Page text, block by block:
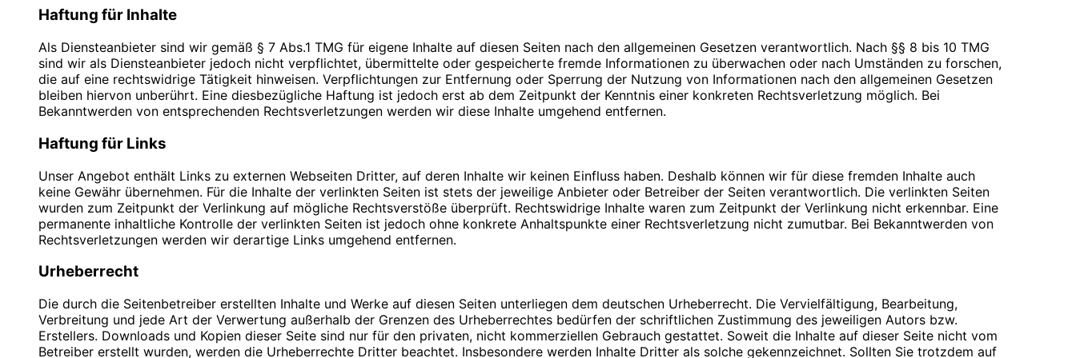
Inhaber: Christian Hinzmann
Umsatzsteuer-Identifikationsnummer gemäß §27 a Umsatzsteuergesetz:
DE 283623660
Strasse: Friedhofsweg 5
PLZ/Ort: 12529 Großziethen
E-Mail: info@blauweb.de
Telefon: +49 3379 591 001
Telefax: +49 3379 591 002
Quellenangaben für die verwendeten Bilder und Grafiken:
traffic-mindmap.de
Wer ist verantwortlich für die Datenerfassung auf dieser Website?
Wie erfassen wir Ihre Daten?
Ihre Daten werden zum einen dadurch erhoben, dass Sie uns diese mitteilen. Hierbei kann es sich z. B. um Daten handeln, die Sie in ein Kontaktformular
eingeben.
Andere Daten werden automatisch beim Besuch der Website durch unsere IT-Systeme erfasst. Das sind vor allem technische Daten (z. B. Internetbrowser,
Betriebssystem oder Uhrzeit des Seitenaufrufs). Die Erfassung dieser Daten erfolgt automatisch, sobald Sie diese Website betreten.
Wofür nutzen wir Ihre Daten?
Ein Teil der Daten wird erhoben, um eine fehlerfreie Bereitstellung der Website zu gewährleisten. Andere Daten können zur Analyse Ihres Nutzerverhaltens
verwendet werden.
haben außerdem ein Recht, die Berichtigung oder Löschung dieser Daten zu verlangen. Hierzu sowie zu weiteren Fragen zum Thema Datenschutz können Sie
sich jederzeit unter der im Impressum angegebenen Adresse an uns wenden. Des Weiteren steht Ihnen ein Beschwerderecht bei der zuständigen
Aufsichtsbehörde zu.
Haftung für Inhalte
Als Diensteanbieter sind wir gemäß § 7 Abs.1 TMG für eigene Inhalte auf diesen Seiten nach den allgemeinen Gesetzen verantwortlich. Nach §§ 8 bis 10 TMG
sind wir als Diensteanbieter jedoch nicht verpflichtet, übermittelte oder gespeicherte fremde Informationen zu überwachen oder nach Umständen zu forschen,
die auf eine rechtswidrige Tätigkeit hinweisen. Verpflichtungen zur Entfernung oder Sperrung der Nutzung von Informationen nach den allgemeinen Gesetzen
bleiben hiervon unberührt. Eine diesbezügliche Haftung ist jedoch erst ab dem Zeitpunkt der Kenntnis einer konkreten Rechtsverletzung möglich. Bei
Bekanntwerden von entsprechenden Rechtsverletzungen werden wir diese Inhalte umgehend entfernen.
Haftung für Links
Unser Angebot enthält Links zu externen Webseiten Dritter, auf deren Inhalte wir keinen Einfluss haben. Deshalb können wir für diese fremden Inhalte auch
keine Gewähr übernehmen. Für die Inhalte der verlinkten Seiten ist stets der jeweilige Anbieter oder Betreiber der Seiten verantwortlich. Die verlinkten Seiten
wurden zum Zeitpunkt der Verlinkung auf mögliche Rechtsverstöße überprüft. Rechtswidrige Inhalte waren zum Zeitpunkt der Verlinkung nicht erkennbar. Eine
permanente inhaltliche Kontrolle der verlinkten Seiten ist jedoch ohne konkrete Anhaltspunkte einer Rechtsverletzung nicht zumutbar. Bei Bekanntwerden von
Rechtsverletzungen werden wir derartige Links umgehend entfernen.
Urheberrecht
Die durch die Seitenbetreiber erstellten Inhalte und Werke auf diesen Seiten unterliegen dem deutschen Urheberrecht. Die Vervielfältigung, Bearbeitung,
Verbreitung und jede Art der Verwertung außerhalb der Grenzen des Urheberrechtes bedürfen der schriftlichen Zustimmung des jeweiligen Autors bzw.
Erstellers. Downloads und Kopien dieser Seite sind nur für den privaten, nicht kommerziellen Gebrauch gestattet. Soweit die Inhalte auf dieser Seite nicht vom
Betreiber erstellt wurden, werden die Urheberrechte Dritter beachtet. Insbesondere werden Inhalte Dritter als solche gekennzeichnet. Sollten Sie trotzdem auf